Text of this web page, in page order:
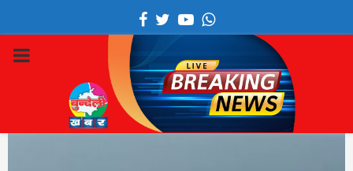
Facebook
TwitterYoutubeWhatsapp
PRIMARY